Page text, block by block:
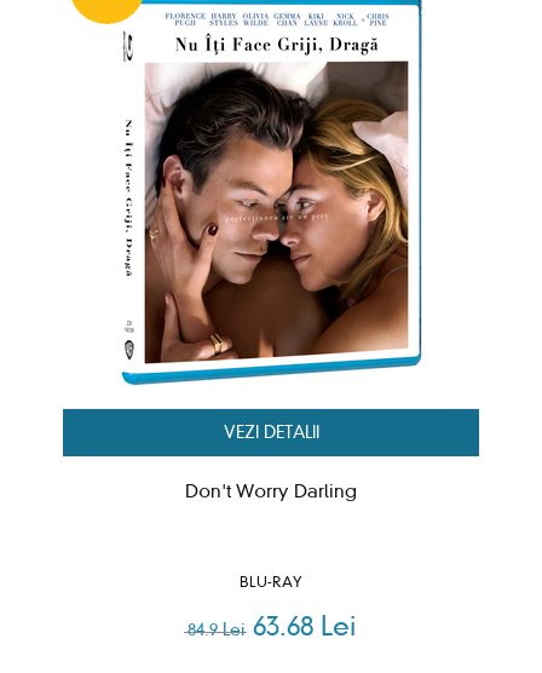
VEZI DETALII
Don't Worry Darling
BLU-RAY
84.9 Lei 63.68 Lei